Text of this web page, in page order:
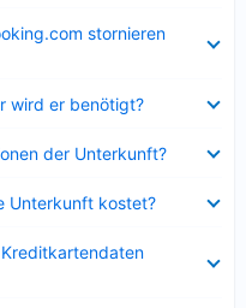
stornieren
wird er benötigt?
der Unterkunft?
Unterkunft kostet?